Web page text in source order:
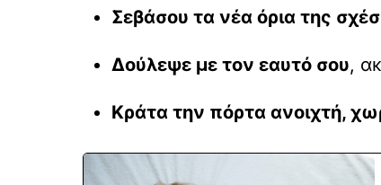
Σεβάσου τα νέα όρια της
Δούλεψε με τον εαυτό σου,
Κράτα την πόρτα ανοιχτή,